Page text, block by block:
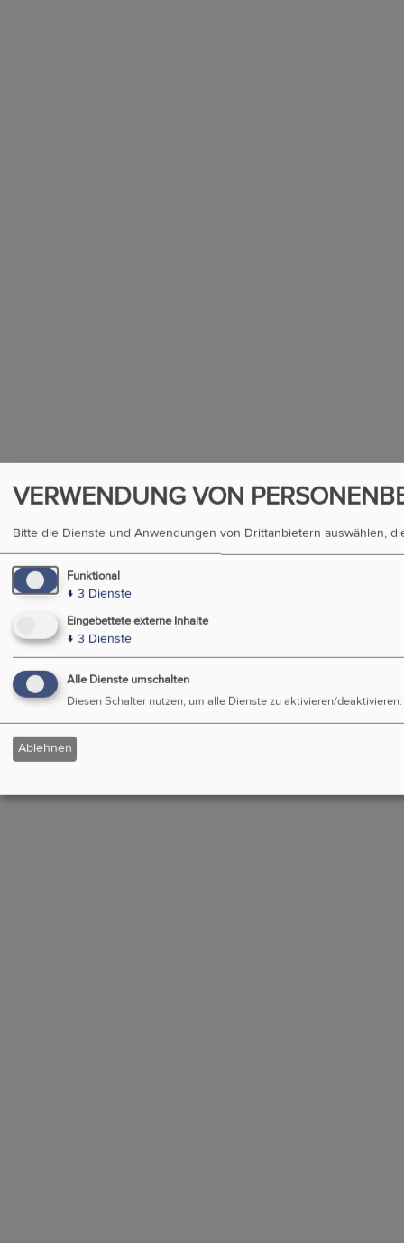
VERWENDUNG VON
Bitte die Dienste und Anwendungen von Drittanbietern auswählen,
Funktional
↓ 3 Dienste
Eingebettete externe Inhalte
↓ 3 Dienste
Alle Dienste umschalten
Diesen Schalter nutzen, um alle Dienste zu aktivieren/deaktivieren.
Ablehnen